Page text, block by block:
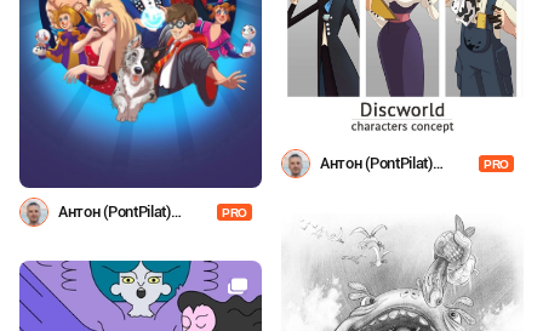
Антон (PontPilat)
PRO
Антон (PontPilat)
PRO